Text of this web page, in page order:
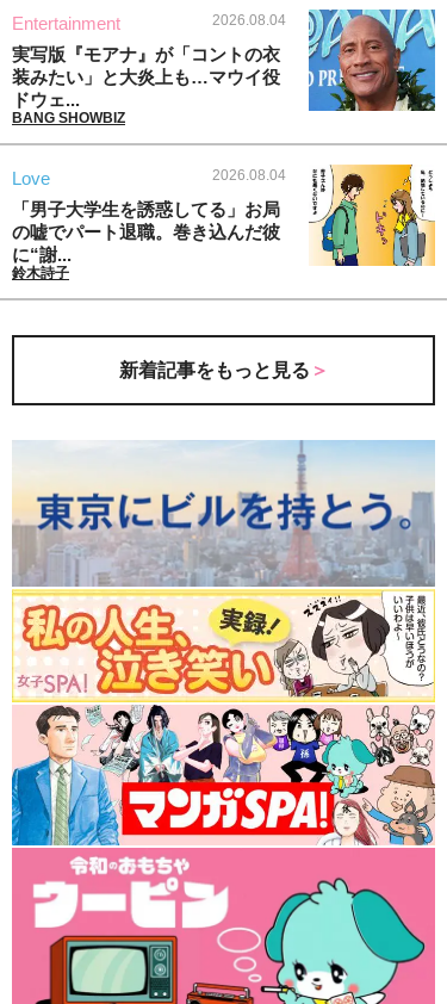
Entertainment 2026.08.04
実写版『モアナ』が「コントの衣
装みたい」と大炎上も…マウイ役
ドウェ...
BANG SHOWBIZ
Love 2026.08.04
「男子大学生を誘惑してる」お局
の嘘でパート退職。巻き込んだ彼
に“謝...
鈴木詩子
新着記事をもっと見る